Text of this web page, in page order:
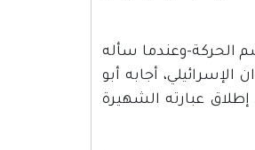
الحركة-وعندما سأله
أجابه أبو
إطلاق عبارته الشهيرة